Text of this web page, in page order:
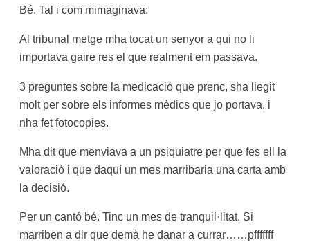
Bé. Tal i com mimaginava:
Al tribunal metge mha tocat un senyor a qui no li
importava gaire res el que realment em passava.
3 preguntes sobre la medicació que prenc, sha llegit
molt per sobre els informes mèdics que jo portava, i
nha fet fotocopies.
Mha dit que menviava a un psiquiatre per que fes ell la
valoració i que daquí un mes marribaria una carta amb
la decisió.
Per un cantó bé. Tinc un mes de tranquil·litat. Si
marriben a dir que demà he danar a currar……pfffffff